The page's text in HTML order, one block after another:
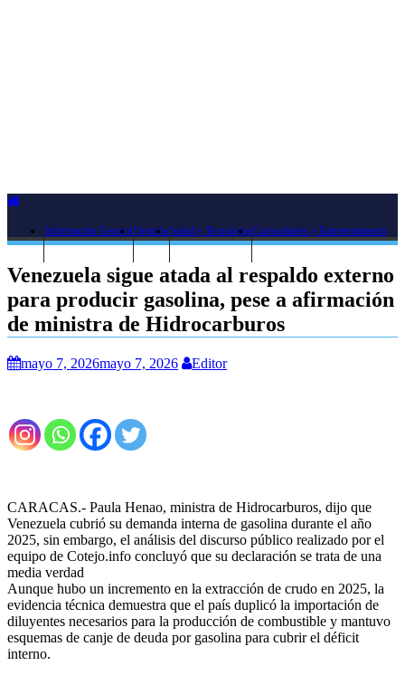
Información GeneralOpiniónSalud y TecnologíaCuriosidades y Entretenimiento
Venezuela sigue atada al respaldo externo
para producir gasolina, pese a afirmación
de ministra de Hidrocarburos
mayo 7, 2026mayo 7, 2026 Editor
CARACAS.- Paula Henao, ministra de Hidrocarburos, dijo que
Venezuela cubrió su demanda interna de gasolina durante el año
2025, sin embargo, el análisis del discurso público realizado por el
equipo de Cotejo.info concluyó que su declaración se trata de una
media verdad
Aunque hubo un incremento en la extracción de crudo en 2025, la
evidencia técnica demuestra que el país duplicó la importación de
diluyentes necesarios para la producción de combustible y mantuvo
esquemas de canje de deuda por gasolina para cubrir el déficit
interno.